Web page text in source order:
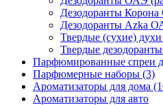
Дезодоранты
Дезодоранты Azka
Твердые (сухие) духи
Твердые
Парфюмированные спреи
Парфюмерные наборы (3)
Ароматизаторы для дома
Ароматизаторы для авто